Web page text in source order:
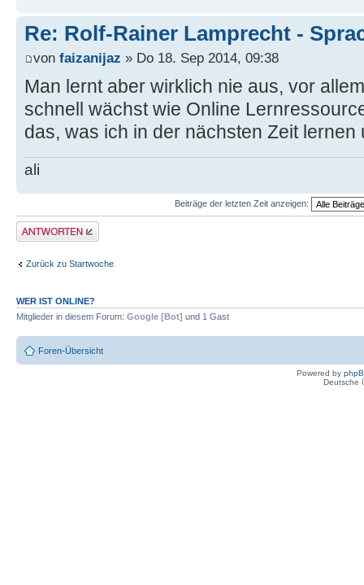
Re: Rolf-Rainer Lamprecht -
von faizanijaz » Do 18. Sep 2014, 09:38
Man lernt aber wirklich nie aus, vor
schnell wächst wie Online
das, was ich in der nächsten Zeit
ali
Beiträge der letzten Zeit anzeigen:
Antwort erstellen
Zurück zu Startwoche
WER IST ONLINE?
Mitglieder in diesem Forum: Google [Bot] und 1 Gast
Foren-Übersicht
Powered by
Deutsche